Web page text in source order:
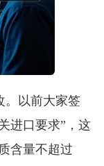
。以前大家签
进口要求”，这
含量不超过